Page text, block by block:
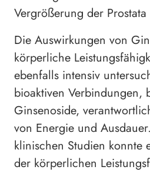
Vergrößerung der
Die Auswirkungen von
körperliche
ebenfalls intensiv
bioaktiven Verbindungen,
Ginsenoside,
von Energie und
klinischen Studien konnte
der körperlichen